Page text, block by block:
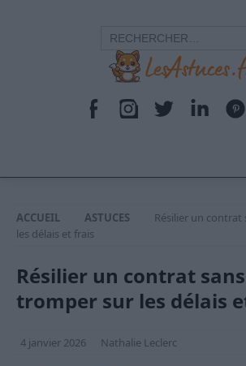
ACCUEIL ASTUCES
Résilier un
les délais et frais
Résilier un contrat
tromper sur les délais
4 janvier 2026 Nathalie Leclerc